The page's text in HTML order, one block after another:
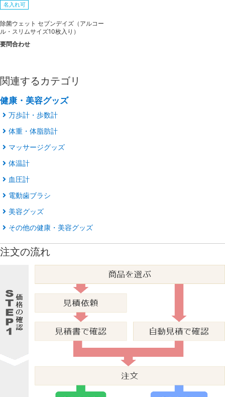
名入れ可
除菌ウェット セブンデイズ（アルコー
ル・スリムサイズ10枚入り）
要問合わせ
関連するカテゴリ
健康・美容グッズ
万歩計・歩数計
体重・体脂肪計
マッサージグッズ
体温計
血圧計
電動歯ブラシ
美容グッズ
その他の健康・美容グッズ
注文の流れ